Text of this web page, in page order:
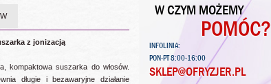
z jonizacją
kompaktowa suszarka do włosów.
długie i bezawaryjne działanie
W CZYM MOŻEMY
POMÓC?
INFOLINIA:
PON-PT 8:00-16:00
SKLEP@OFRYZJER.PL